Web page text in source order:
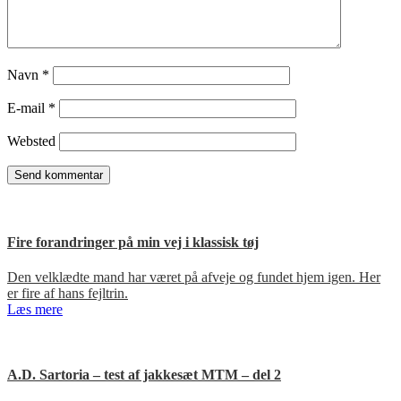
Navn *
E-mail *
Websted
Fire forandringer på min vej i klassisk tøj
Den velklædte mand har været på afveje og fundet hjem igen. Her
er fire af hans fejltrin.
Læs mere
A.D. Sartoria – test af jakkesæt MTM – del 2